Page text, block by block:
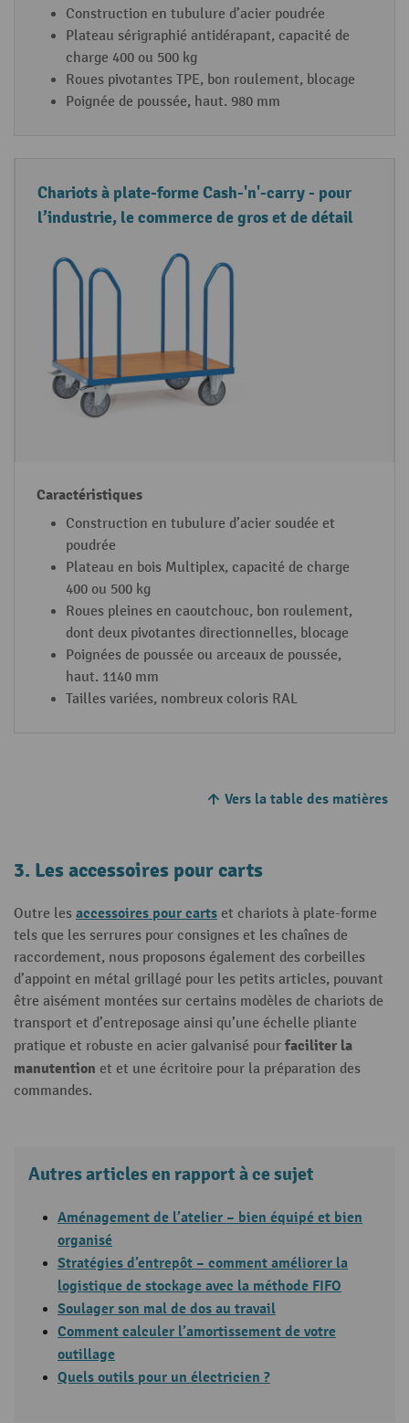
Construction en tubulure d’acier poudrée
Plateau sérigraphié antidérapant, capacité de
charge 400 ou 500 kg
Roues pivotantes TPE, bon roulement, blocage
Poignée de poussée, haut. 980 mm
Chariots à plate-forme Cash-'n'-carry - pour
l’industrie, le commerce de gros et de détail
Construction en tubulure d’acier soudée et
poudrée
Plateau en bois Multiplex, capacité de charge
400 ou 500 kg
Roues pleines en caoutchouc, bon roulement,
dont deux pivotantes directionnelles, blocage
Poignées de poussée ou arceaux de poussée,
haut. 1140 mm
Tailles variées, nombreux coloris RAL
Vers la table des matières
3. Les accessoires pour carts
Outre les accessoires pour carts et chariots à plate-forme
tels que les serrures pour consignes et les chaînes de
raccordement, nous proposons également des corbeilles
d’appoint en métal grillagé pour les petits articles, pouvant
être aisément montées sur certains modèles de chariots de
transport et d’entreposage ainsi qu’une échelle pliante
pratique et robuste en acier galvanisé pour faciliter la
manutention et et une écritoire pour la préparation des
commandes.
Autres articles en rapport à ce sujet
Aménagement de l’atelier – bien équipé et bien
organisé
Stratégies d’entrepôt – comment améliorer la
logistique de stockage avec la méthode FIFO
Soulager son mal de dos au travail
Comment calculer l’amortissement de votre
outillage
Quels outils pour un électricien ?